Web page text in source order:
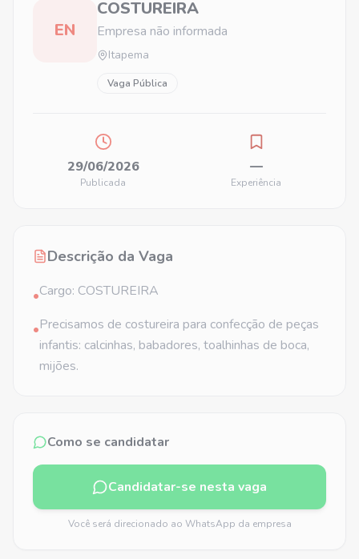
EN
COSTUREIRA
Empresa não informada
Itapema
Vaga Pública
29/06/2026
Publicada
—
Experiência
Descrição da Vaga
•Cargo: COSTUREIRA
•Precisamos de costureira para confecção de peças
infantis: calcinhas, babadores, toalhinhas de boca,
mijões.
Como se candidatar
Candidatar-se nesta vaga
Você será direcionado ao WhatsApp da empresa